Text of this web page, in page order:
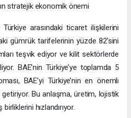
stratejik ekonomik önemi
arasındaki ticaret ilişkilerini
gümrük tarifelerinin yüzde 82’sini
teşvik ediyor ve kilit sektörlerde
BAE’nin Türkiye’ye toplamda 5
BAE’yi Türkiye’nin en önemli
getiriyor. Bu anlaşma, üretim, lojistik
hızlandırıyor.